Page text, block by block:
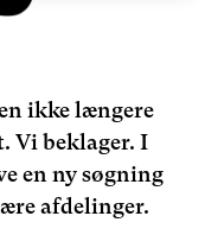
ikke længere
Vi beklager. I
en ny søgning
afdelinger.